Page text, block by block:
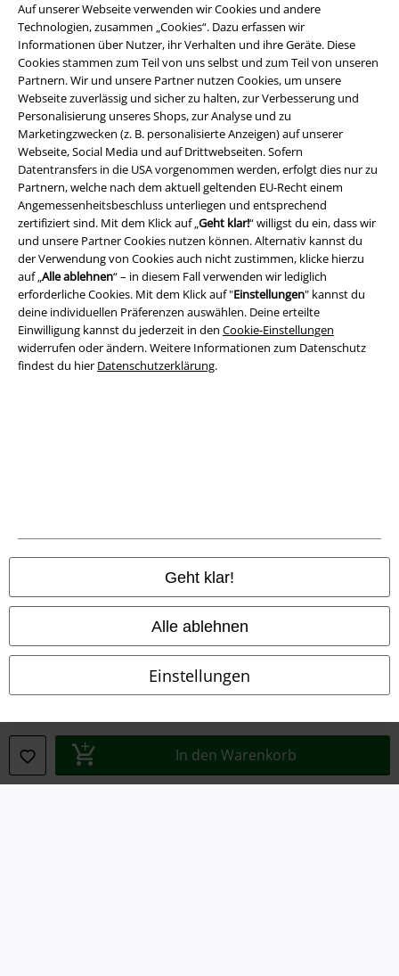
Auf unserer Webseite verwenden wir Cookies und andere
Technologien, zusammen „Cookies“. Dazu erfassen wir
Informationen über Nutzer, ihr Verhalten und ihre Geräte. Diese
Cookies stammen zum Teil von uns selbst und zum Teil von unseren
Partnern. Wir und unsere Partner nutzen Cookies, um unsere
Webseite zuverlässig und sicher zu halten, zur Verbesserung und
Personalisierung unseres Shops, zur Analyse und zu
Marketingzwecken (z. B. personalisierte Anzeigen) auf unserer
Webseite, Social Media und auf Drittwebseiten. Sofern
Datentransfers in die USA vorgenommen werden, erfolgt dies nur zu
Partnern, welche nach dem aktuell geltenden EU-Recht einem
Angemessenheitsbeschluss unterliegen und entsprechend
zertifiziert sind. Mit dem Klick auf „Geht klar!“ willigst du ein, dass wir
und unsere Partner Cookies nutzen können. Alternativ kannst du
der Verwendung von Cookies auch nicht zustimmen, klicke hierzu
auf „Alle ablehnen“ – in diesem Fall verwenden wir lediglich
erforderliche Cookies. Mit dem Klick auf "Einstellungen" kannst du
deine individuellen Präferenzen auswählen. Deine erteilte
Einwilligung kannst du jederzeit in den Cookie-Einstellungen
widerrufen oder ändern. Weitere Informationen zum Datenschutz
findest du hier Datenschutzerklärung.
Geht klar!
Alle ablehnen
Einstellungen
In den Warenkorb
EMP App
Lade dir jetzt kostenlos unsere neue EMP App runter und genieße
die vielen neuen Funktionen und Vorteile!
A Warner Music Group Company
Datenschutz
Entsorgung und Umweltschutz
Information zur Barrierefreiheit
Vertrag widerrufen
Alle Preise inkl. gesetzlicher Mehrwertsteuer, zzgl.Versandkosten